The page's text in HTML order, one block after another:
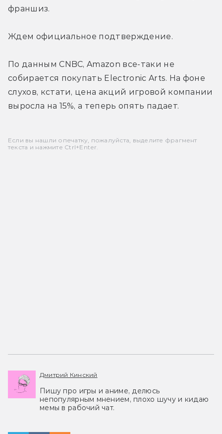
франшиз.
Ждем официальное подтверждение.
По данным CNBC, Amazon все-таки не
собирается покупать Electronic Arts. На фоне
слухов, кстати, цена акций игровой компании
выросла на 15%, а теперь опять падает.
Если вы нашли опечатку, пожалуйста, выделите фрагмент
текста и нажмите Ctrl+Enter.
Дмитрий Кинский
Пишу про игры и аниме, делюсь
непопулярным мнением, плохо шучу и кидаю
мемы в рабочий чат.